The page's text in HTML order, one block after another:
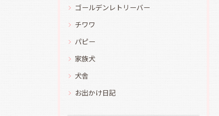
ゴールデンレトリーバー
チワワ
パピー
家族犬
犬舎
お出かけ日記